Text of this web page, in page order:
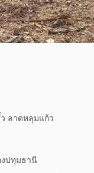
ลาดหลุมแก้ว
ปทุมธานี